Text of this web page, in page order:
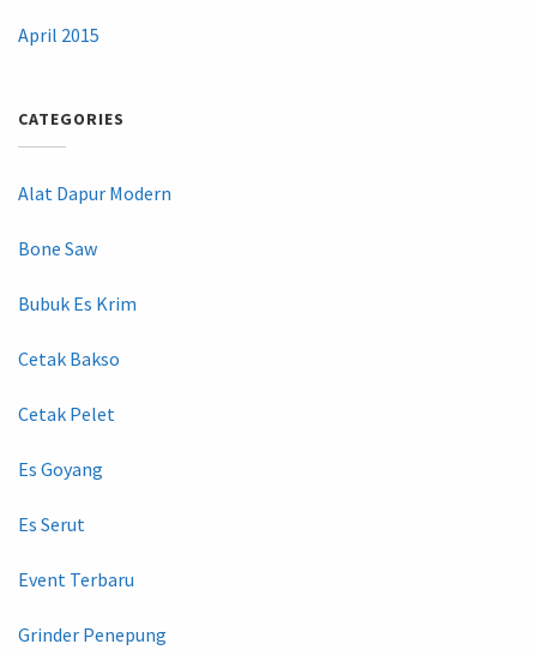
April 2015
CATEGORIES
Alat Dapur Modern
Bone Saw
Bubuk Es Krim
Cetak Bakso
Cetak Pelet
Es Goyang
Es Serut
Event Terbaru
Grinder Penepung